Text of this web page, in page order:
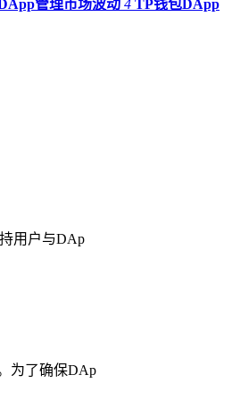
管理市场波动 4 TP钱包DApp
用户与DAp
为了确保DAp